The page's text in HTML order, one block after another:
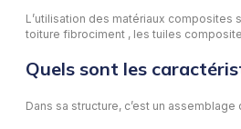
L’utilisation des matériaux
toiture fibrociment , les tuiles
Quels sont les
Dans sa structure, c’est un